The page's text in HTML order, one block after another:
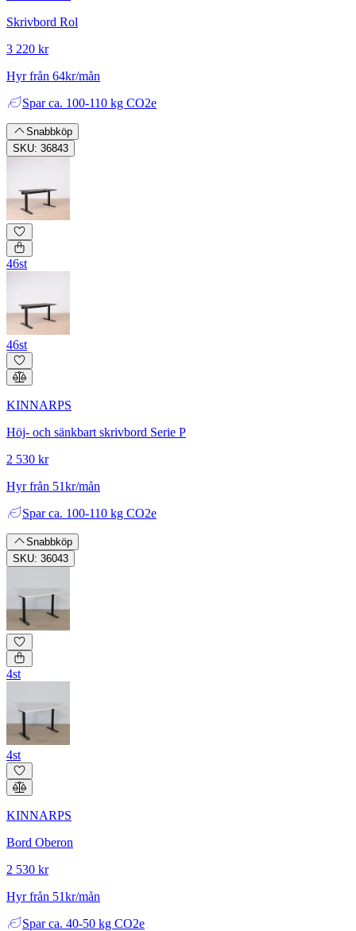
Skrivbord Rol
3 220 kr
Hyr från 64kr/mån
Spar ca. 100-110 kg CO2e
Snabbköp
SKU: 36843
46st
46st
KINNARPS
Höj- och sänkbart skrivbord Serie P
2 530 kr
Hyr från 51kr/mån
Spar ca. 100-110 kg CO2e
Snabbköp
SKU: 36043
4st
4st
KINNARPS
Bord Oberon
2 530 kr
Hyr från 51kr/mån
Spar ca. 40-50 kg CO2e